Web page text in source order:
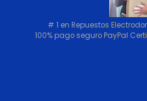
# 1 en Repuestos
100% pago seguro PayPal